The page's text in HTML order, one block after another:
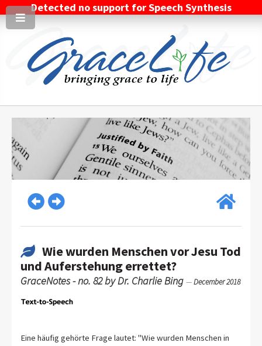
Detected no support for Speech Synthesis
Wie wurden Menschen vor Jesu Tod
und Auferstehung errettet?
GraceNotes - no. 82 by Dr. Charlie Bing —December 2018
Eine häufig gehörte Frage lautet: "Wie wurden Menschen in